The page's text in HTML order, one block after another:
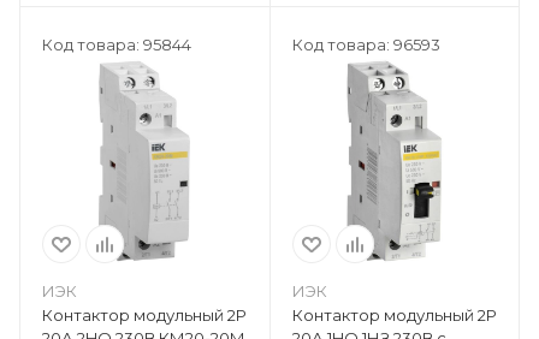
Код товара: 95844
ИЭК
Контактор модульный 2Р
Код товара: 96593
ИЭК
Контактор модульный 2Р